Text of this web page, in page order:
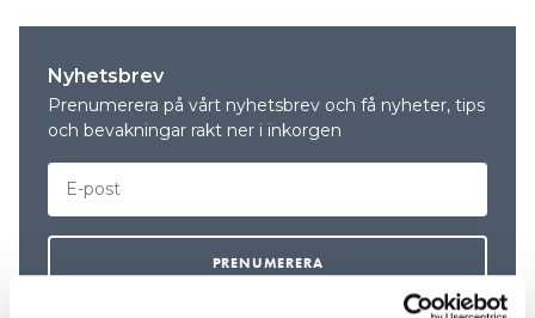
Nyhetsbrev
Prenumerera på vårt nyhetsbrev och få nyheter, tips
och bevakningar rakt ner i inkorgen